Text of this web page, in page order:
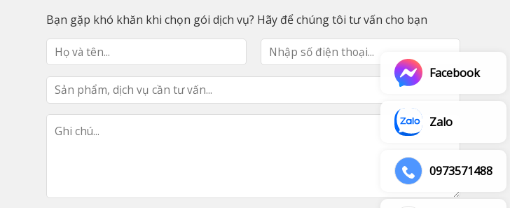
Bạn gặp khó khăn khi chọn gói dịch vụ? Hãy để chúng tôi tư vấn cho bạn
Facebook
Zalo
0973571488